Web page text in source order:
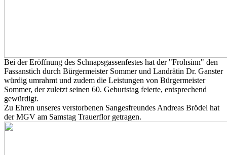
Bei der Eröffnung des Schnapsgassenfestes hat der "Frohsinn" den
Fassanstich durch Bürgermeister Sommer und Landrätin Dr. Ganster
würdig umrahmt und zudem die Leistungen von Bürgermeister
Sommer, der zuletzt seinen 60. Geburtstag feierte, entsprechend
gewürdigt.
Zu Ehren unseres verstorbenen Sangesfreundes Andreas Brödel hat
der MGV am Samstag Trauerflor getragen.